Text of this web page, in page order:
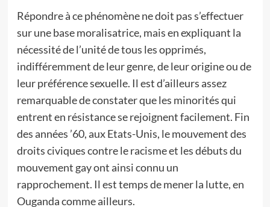
Répondre à ce phénomène ne doit pas s’effectuer
sur une base moralisatrice, mais en expliquant la
nécessité de l’unité de tous les opprimés,
indifféremment de leur genre, de leur origine ou de
leur préférence sexuelle. Il est d’ailleurs assez
remarquable de constater que les minorités qui
entrent en résistance se rejoignent facilement. Fin
des années ’60, aux Etats-Unis, le mouvement des
droits civiques contre le racisme et les débuts du
mouvement gay ont ainsi connu un
rapprochement. Il est temps de mener la lutte, en
Ouganda comme ailleurs.